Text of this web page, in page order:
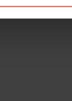
29 JULIO, 2026